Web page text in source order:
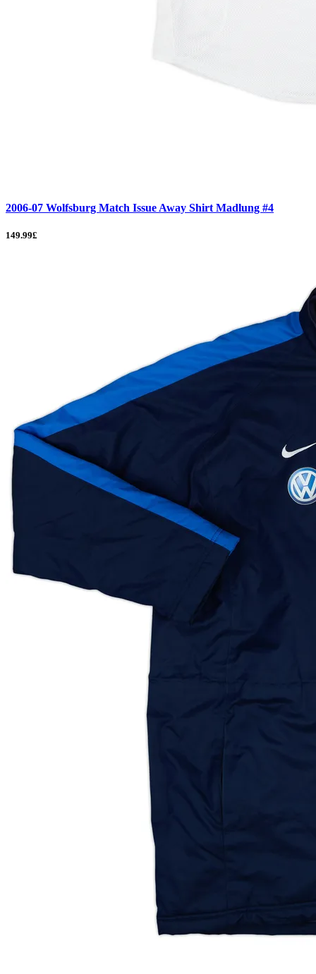
2006-07 Wolfsburg Match Issue Away Shirt Madlung #4
149.99£